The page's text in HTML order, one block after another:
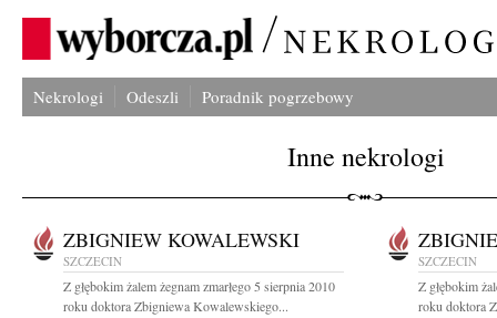
Nekrologi Odeszli Poradnik pogrzebowy
Inne nekrologi
ZBIGNIEW KOWALEWSKI
SZCZECIN
Z głębokim żalem żegnam zmarłego 5 sierpnia 2010
roku doktora Zbigniewa Kowalewskiego...
SZCZECIN
Z głębokim
roku doktora